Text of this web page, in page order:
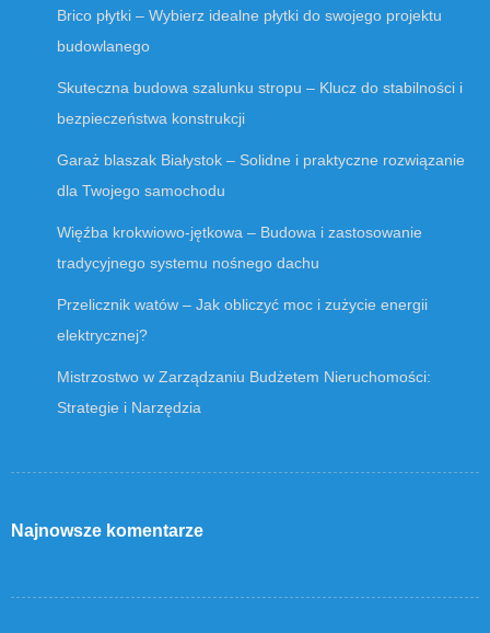
Brico płytki – Wybierz idealne płytki do swojego projektu
budowlanego
Skuteczna budowa szalunku stropu – Klucz do stabilności i
bezpieczeństwa konstrukcji
Garaż blaszak Białystok – Solidne i praktyczne rozwiązanie
dla Twojego samochodu
Więźba krokwiowo-jętkowa – Budowa i zastosowanie
tradycyjnego systemu nośnego dachu
Przelicznik watów – Jak obliczyć moc i zużycie energii
elektrycznej?
Mistrzostwo w Zarządzaniu Budżetem Nieruchomości:
Strategie i Narzędzia
Najnowsze komentarze